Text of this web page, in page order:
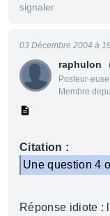
signaler
raphulon
Membre
03 Décembre 2004 à
Citation :
Une question 4
Réponse idiote :